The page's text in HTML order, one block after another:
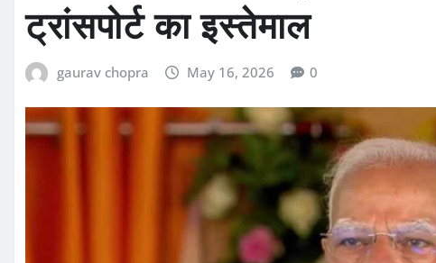
ट्रांसपोर्ट का इस्तेमाल
gaurav chopra May 16, 2026 0